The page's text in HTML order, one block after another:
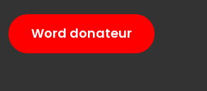
Word donateur